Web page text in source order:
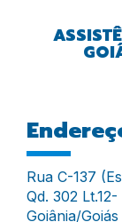
Rua C-137
Qd. 302
Goiânia/